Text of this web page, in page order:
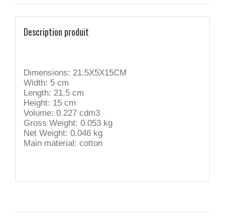
Description produit
Dimensions: 21.5X5X15CM
Width: 5 cm
Length: 21.5 cm
Height: 15 cm
Volume: 0.227 cdm3
Gross Weight: 0.053 kg
Net Weight: 0.046 kg
Main material: cotton